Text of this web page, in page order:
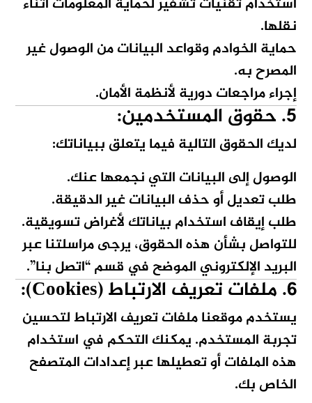
نقلها.
حماية الخوادم وقواعد البيانات من الوصول غير
المصرح به.
إجراء مراجعات دورية لأنظمة الأمان.
5. حقوق المستخدمين:
لديك الحقوق التالية فيما يتعلق ببياناتك:
الوصول إلى البيانات التي نجمعها عنك.
طلب تعديل أو حذف البيانات غير الدقيقة.
طلب إيقاف استخدام بياناتك لأغراض تسويقية.
للتواصل بشأن هذه الحقوق، يرجى مراسلتنا عبر
البريد الإلكتروني الموضح في قسم “اتصل بنا”.
6. ملفات تعريف الارتباط (Cookies):
يستخدم موقعنا ملفات تعريف الارتباط لتحسين
تجربة المستخدم. يمكنك التحكم في استخدام
هذه الملفات أو تعطيلها عبر إعدادات المتصفح
الخاص بك.